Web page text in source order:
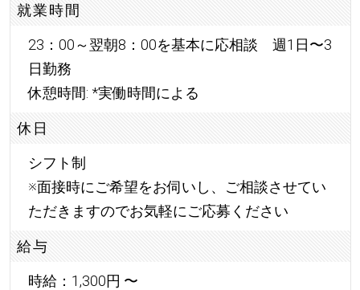
就業時間
23：00～翌朝8：00を基本に応相談 週1日〜3
日勤務
休憩時間: *実働時間による
休日
シフト制
※面接時にご希望をお伺いし、ご相談させてい
ただきますのでお気軽にご応募ください
給与
時給：1,300円 〜